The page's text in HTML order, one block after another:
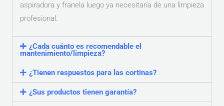
aspiradora y franela luego ya necesitaría de una limpieza
profesional.
¿Cada cuánto es recomendable el
mantenimiento/limpieza?
¿Tienen respuestos para las cortinas?
¿Sus productos tienen garantía?